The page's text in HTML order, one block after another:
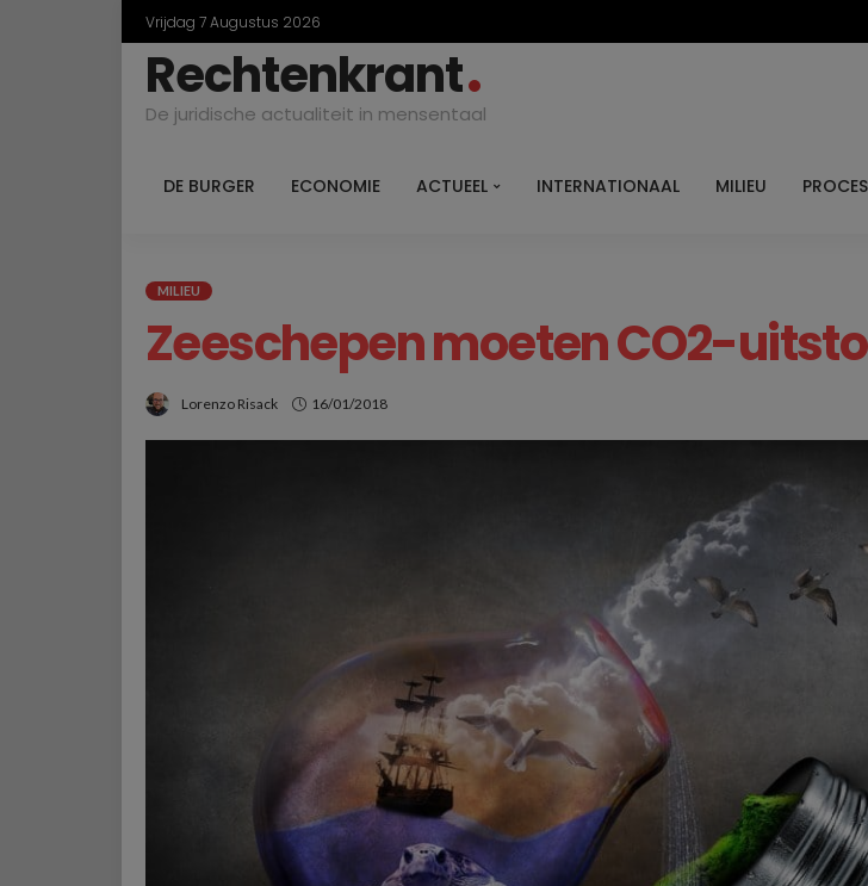
Vrijdag 7 Augustus 2026
Rechtenkrant
De juridische actualiteit in mensentaal
DE BURGER ECONOMIE ACTUEEL INTERNATIONAAL MILIEU PROCES
MILIEU
Zeeschepen moeten CO2-
Lorenzo Risack 16/01/2018